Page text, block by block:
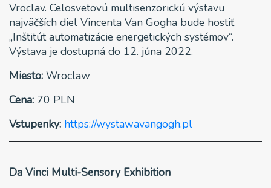
Vroclav. Celosvetovú multisenzorickú výstavu
najväčších diel Vincenta Van Gogha bude hostiť
„Inštitút automatizácie energetických systémov“.
Výstava je dostupná do 12. júna 2022.
Miesto: Wroclaw
Cena: 70 PLN
Vstupenky: https://wystawavangogh.pl
Da Vinci Multi-Sensory Exhibition